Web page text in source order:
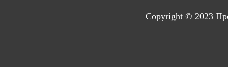
Copyright © 2023